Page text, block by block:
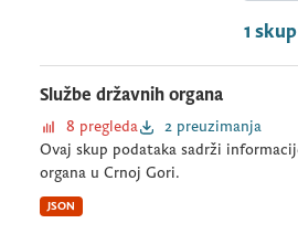
1
Službe državnih organa
8 pregleda
2 preuzimanja
Ovaj skup podataka sadrži
organa u Crnoj Gori.
JSON